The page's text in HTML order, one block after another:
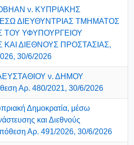
ν. ΚΥΠΡΙΑΚΗΣ
ΔΙΕΥΘΥΝΤΡΙΑΣ ΤΜΗΜΑΤΟΣ
ΤΟΥ ΥΦΥΠΟΥΡΓΕΙΟΥ
ΔΙΕΘΝΟΥΣ ΠΡΟΣΤΑΣΙΑΣ,
30/6/2026
ν. ΔΗΜΟΥ
Αρ. 480/2021, 30/6/2026
Δημοκρατία, μέσω
και Διεθνούς
Αρ. 491/2026, 30/6/2026